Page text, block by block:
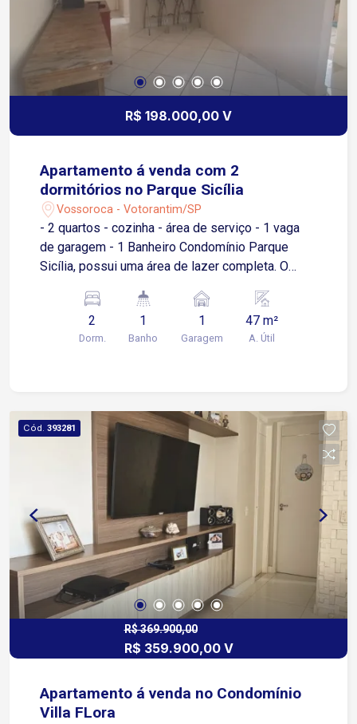
de Sorocaba A apenas 5 minutos do Shopping
Iguatemi Esplanada, próximo a supermercados,
escolas, academias, restaurantes e diversos
serviços Condomínio Cyrela Landscape com
infraestrutura completa de lazer e segurança,
proporcionando conforto e exclusividade aos
moradores Piscina coberta e aquecida para uso
equipada Sala de pilates Sauna Salão de jogos
Quadras poliesportivas Quadra de tênis Portaria
e segurança 24 horas
R$ 198.000,00 V
Apartamento á venda com 2
dormitórios no Parque Sicília
Vossoroca - Votorantim/SP
- 2 quartos - cozinha - área de serviço - 1 vaga
de garagem - 1 Banheiro Condomínio Parque
Sicília, possui uma área de lazer completa. O
salão de festas, churrasqueira, playground,
espaço kids, salão de jogos e portaria 24 horas.
2
Dorm.
1
Banho
1
Garagem
47 m²
A. Útil
Cód. 393281
R$ 369.900,00
R$ 359.900,00 V
Apartamento á venda no Condomínio
Villa FLora